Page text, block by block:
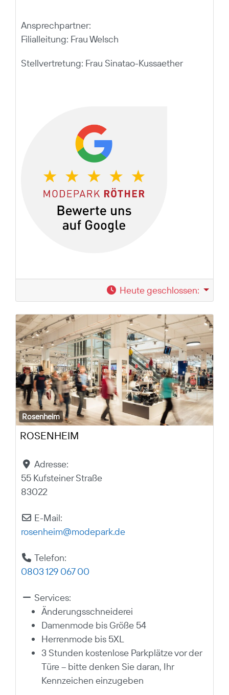
Ansprechpartner:
Filialleitung: Frau Welsch
Stellvertretung: Frau Sinatao-Kussaether
Heute geschlossen:
Rosenheim
ROSENHEIM
Adresse:
55 Kufsteiner Straße
83022
E-Mail:
rosenheim@modepark.de
Telefon:
0803 129 067 00
Services:
Änderungsschneiderei
Damenmode bis Größe 54
Herrenmode bis 5XL
3 Stunden kostenlose Parkplätze vor der
Türe – bitte denken Sie daran, Ihr
Kennzeichen einzugeben